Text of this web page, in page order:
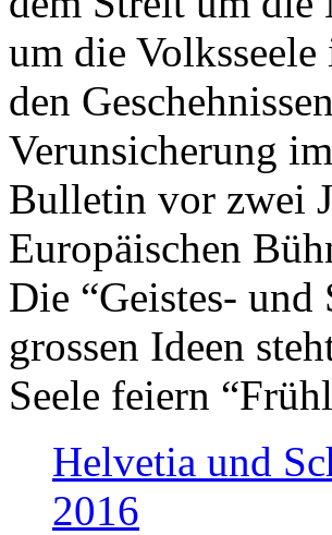
um die
den
Verunsicherung
Bulletin vor zwei
Europäischen
Die “Geistes- und
grossen Ideen
Seele feiern
Helvetia und
2016